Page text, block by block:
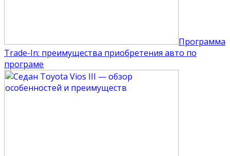
Программа
Trade-In: преимущества приобретения авто по
програме